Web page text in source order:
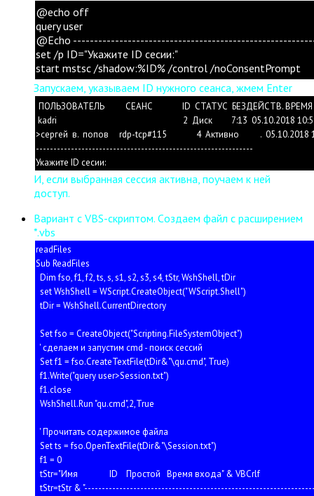
@echo off
query user
@Echo
set /p ID="Укажите ID сесии:"
start mstsc /shadow:%ID% /control /noConsentPrompt
Запускаем, указываем ID нужного сеанса, жмем Enter
ПОЛЬЗОВАТЕЛЬ СЕАНС ID СТАТУС БЕЗДЕЙСТВ. ВРЕМЯ
kadri 2 Диск 7:13 05.10.2018
>сергей в. попов rdp-tcp#115 4 Активно . 05.10.2018
--------------------------------------------------------------
Укажите ID сесии:
И, если выбранная сессия активна, поучаем к ней
доступ.
Вариант с VBS-скриптом. Cоздаем файл с расширением
*.vbs
readFiles
Sub ReadFiles
Dim fso, f1, f2, ts, s, s1, s2, s3, s4, tStr, WshShell, tDir
set WshShell = WScript.CreateObject("WScript.Shell")
tDir = WshShell.CurrentDirectory
Set fso = CreateObject("Scripting.FileSystemObject")
' сделаем и запустим cmd - поиск сессий
Set f1 = fso.CreateTextFile(tDir&"\qu.cmd", True)
f1.Write("query user>Session.txt")
f1.close
WshShell.Run "qu.cmd",2,True
' Прочитать содержимое файла
Set ts = fso.OpenTextFile(tDir&"\Session.txt")
f1 = 0
tStr="Имя ID Простой Время входа" & VBCrlf
tStr=tStr &